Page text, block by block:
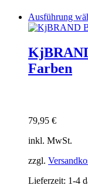
Ausführung
Farben
79,95 €
inkl. MwSt.
zzgl.
Lieferzeit: 1-4